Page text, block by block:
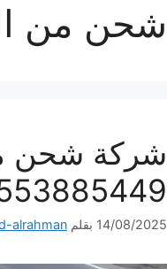
شحن من
شركة شحن
0553885449– ثقة وإحترافية
14/08/2025 بقلم alrahman